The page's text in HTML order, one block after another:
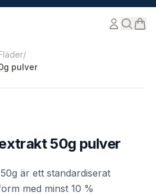
Alla rättigheter förbehållna.
/
pulver
50g pulver
är ett standardiserat
med minst 10 %